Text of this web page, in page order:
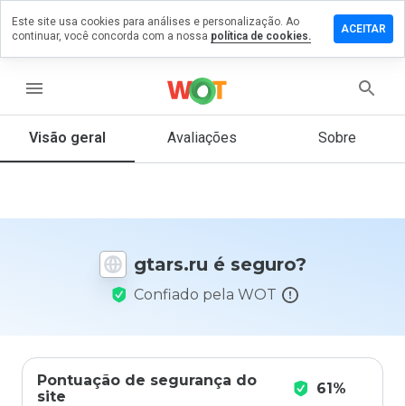
menu
Visão geral Avaliações Sobre
gtars.ru é seguro?
Confiado pela WOT
Pontuação de segurança do
site
61%
um
gtars.ru
De 1
nota
Este site usa cookies para análises e personalização. Ao
continuar, você concorda com a nossa política de cookies.
ACEITAR